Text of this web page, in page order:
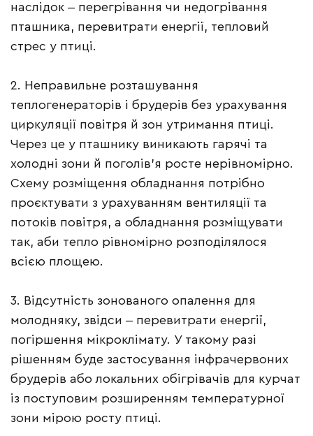
наслідок ‒ перегрівання чи недогрівання
пташника, перевитрати енергії, тепловий
стрес у птиці.
2. Неправильне розташування
теплогенераторів і брудерів без урахування
циркуляції повітря й зон утримання птиці.
Через це у пташнику виникають гарячі та
холодні зони й поголів’я росте нерівномірно.
Схему розміщення обладнання потрібно
проєктувати з урахуванням вентиляції та
потоків повітря, а обладнання розміщувати
так, аби тепло рівномірно розподілялося
всією площею.
3. Відсутність зонованого опалення для
молодняку, звідси ‒ перевитрати енергії,
погіршення мікроклімату. У такому разі
рішенням буде застосування інфрачервоних
брудерів або локальних обігрівачів для курчат
із поступовим розширенням температурної
зони мірою росту птиці.